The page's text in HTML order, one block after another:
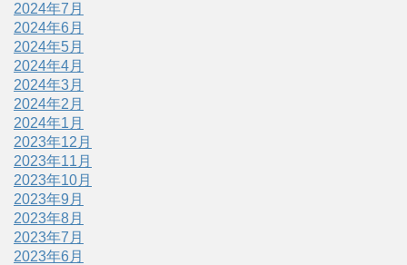
2024年7月
2024年6月
2024年5月
2024年4月
2024年3月
2024年2月
2024年1月
2023年12月
2023年11月
2023年10月
2023年9月
2023年8月
2023年7月
2023年6月